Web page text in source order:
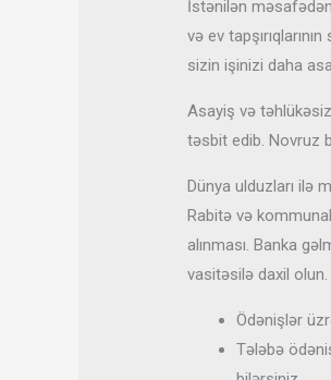
İstənilən
və ev
sizin işinizi daha
Asayiş və
təsbit edib. Novruz
Dünya ulduzları ilə
Rabitə və
alınması. Banka
vasitəsilə daxil
Ödənişlər
Tələbə